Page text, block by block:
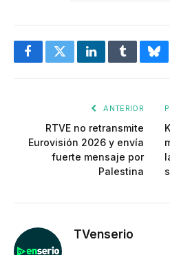
FacebookTwitterLinkedInTumblr
ANTERIOR
RTVE no retransmite
Eurovisión 2026 y envía
fuerte mensaje por
Palestina
TVenserio